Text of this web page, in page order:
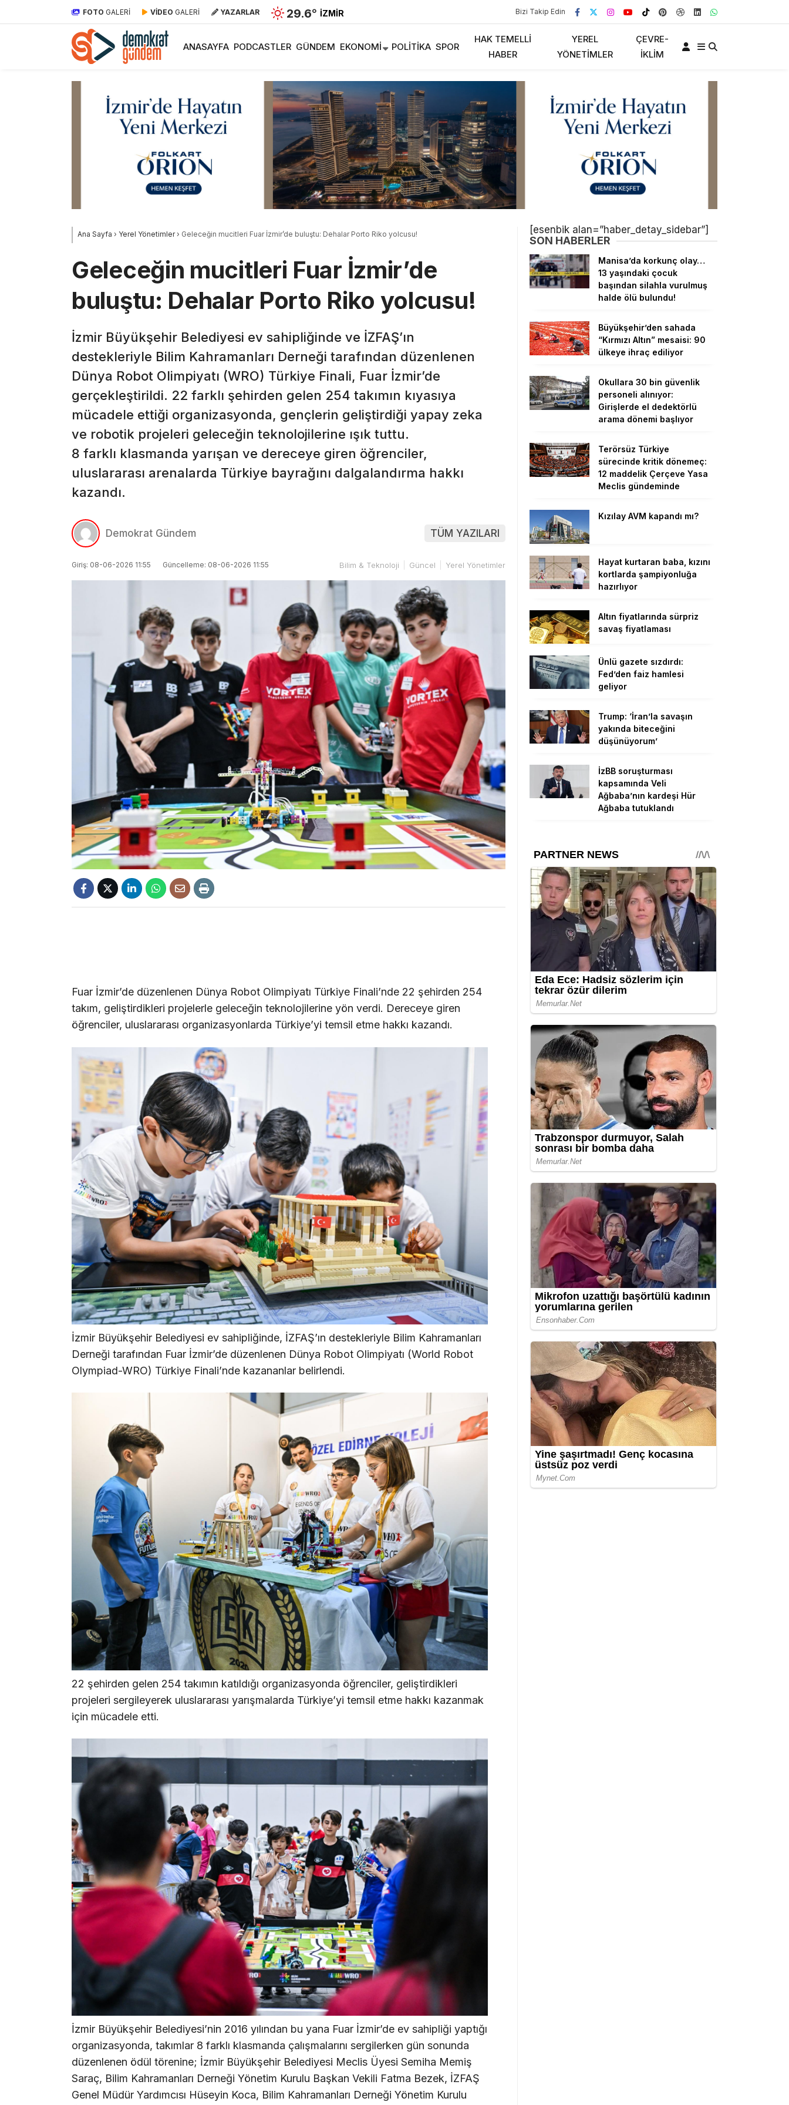
FOTO GALERİ VİDEO GALERİ YAZARLAR 29.6° İZMIR Bizi Takip Edin
ANASAYFA PODCASTLER GÜNDEM EKONOMI POLITIKA SPOR
HAK TEMELLI
HABER
YEREL
YÖNETIMLER
ÇEVRE-
İKLIM
Ana Sayfa › Yerel Yönetimler› Geleceğin mucitleri Fuar İzmir’de buluştu: Dehalar Porto Riko yolcusu!
Geleceğin mucitleri Fuar İzmir’de
buluştu: Dehalar Porto Riko yolcusu!
İzmir Büyükşehir Belediyesi ev sahipliğinde ve İZFAŞ’ın
destekleriyle Bilim Kahramanları Derneği tarafından düzenlenen
Dünya Robot Olimpiyatı (WRO) Türkiye Finali, Fuar İzmir’de
gerçekleştirildi. 22 farklı şehirden gelen 254 takımın kıyasıya
mücadele ettiği organizasyonda, gençlerin geliştirdiği yapay zeka
ve robotik projeleri geleceğin teknolojilerine ışık tuttu.
8 farklı klasmanda yarışan ve dereceye giren öğrenciler,
uluslararası arenalarda Türkiye bayrağını dalgalandırma hakkı
kazandı.
Demokrat Gündem TÜM YAZILARI
Giriş: 08-06-2026 11:55 Güncelleme: 08-06-2026 11:55 Bilim & Teknoloji Güncel Yerel Yönetimler
Fuar İzmir’de düzenlenen Dünya Robot Olimpiyatı Türkiye Finali’nde 22 şehirden 254
takım, geliştirdikleri projelerle geleceğin teknolojilerine yön verdi. Dereceye giren
öğrenciler, uluslararası organizasyonlarda Türkiye’yi temsil etme hakkı kazandı.
İzmir Büyükşehir Belediyesi ev sahipliğinde, İZFAŞ’ın destekleriyle Bilim Kahramanları
Derneği tarafından Fuar İzmir’de düzenlenen Dünya Robot Olimpiyatı (World Robot
Olympiad-WRO) Türkiye Finali’nde kazananlar belirlendi.
22 şehirden gelen 254 takımın katıldığı organizasyonda öğrenciler, geliştirdikleri
projeleri sergileyerek uluslararası yarışmalarda Türkiye’yi temsil etme hakkı kazanmak
için mücadele etti.
İzmir Büyükşehir Belediyesi’nin 2016 yılından bu yana Fuar İzmir’de ev sahipliği yaptığı
organizasyonda, takımlar 8 farklı klasmanda çalışmalarını sergilerken gün sonunda
düzenlenen ödül törenine; İzmir Büyükşehir Belediyesi Meclis Üyesi Semiha Memiş
Saraç, Bilim Kahramanları Derneği Yönetim Kurulu Başkan Vekili Fatma Bezek, İZFAŞ
Genel Müdür Yardımcısı Hüseyin Koca, Bilim Kahramanları Derneği Yönetim Kurulu
[esenbik alan=”haber_detay_sidebar”]
SON HABERLER
Manisa’da korkunç olay…
13 yaşındaki çocuk
başından silahla vurulmuş
halde ölü bulundu!
Büyükşehir’den sahada
“Kırmızı Altın” mesaisi: 90
ülkeye ihraç ediliyor
Okullara 30 bin güvenlik
personeli alınıyor:
Girişlerde el dedektörlü
arama dönemi başlıyor
Terörsüz Türkiye
sürecinde kritik dönemeç:
12 maddelik Çerçeve Yasa
Meclis gündeminde
Kızılay AVM kapandı mı?
Hayat kurtaran baba, kızını
kortlarda şampiyonluğa
hazırlıyor
Altın fiyatlarında sürpriz
savaş fiyatlaması
Ünlü gazete sızdırdı:
Fed’den faiz hamlesi
geliyor
Trump: ‘İran’la savaşın
yakında biteceğini
düşünüyorum’
İzBB soruşturması
kapsamında Veli
Ağbaba’nın kardeşi Hür
Ağbaba tutuklandı